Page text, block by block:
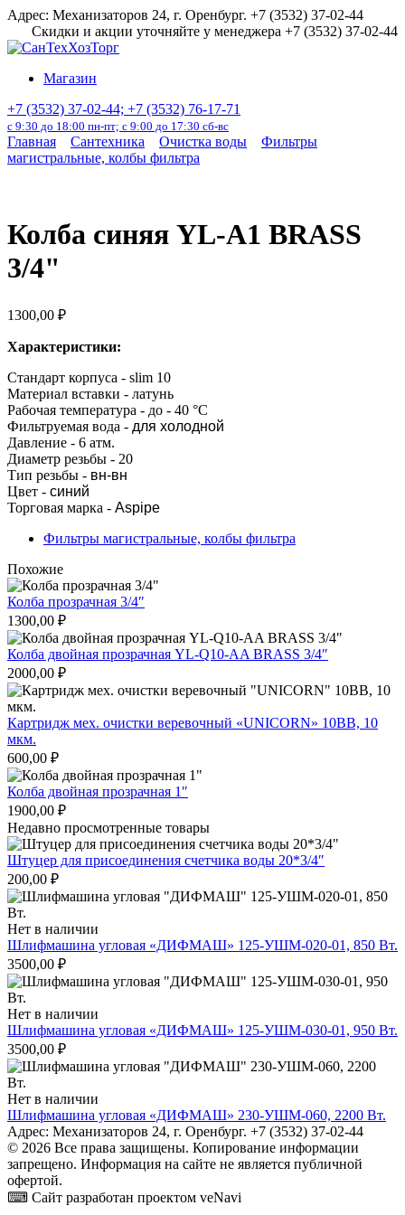
Перейти
содержанию
Адрес: Механизаторов 24, г. Оренбург. +7 (3532) 37-02-44
Скидки и акции уточняйте у менеджера +7 (3532) 37-02-44
Магазин
+7 (3532) 37-02-44; +7 (3532) 76-17-71
с 9:30 до 18:00 пн-пт; с 9:00 до 17:30 сб-вс
Главная Сантехника Очистка воды
Фильтры
магистральные, колбы фильтра
Колба синяя YL-A1 BRASS
3/4"
1300,00 ₽
Характеристики:
Стандарт корпуса - slim 10
Материал вставки - латунь
Рабочая температура - до - 40 °С
Фильтруемая вода - для холодной
Давление - 6 атм.
Диаметр резьбы - 20
Тип резьбы - вн-вн
Цвет - синий
Торговая марка - Aspipe
Фильтры магистральные, колбы фильтра
Похожие
Колба прозрачная 3/4″
1300,00 ₽
Колба двойная прозрачная YL-Q10-AA BRASS 3/4″
2000,00 ₽
Картридж мех. очистки веревочный «UNICORN» 10ВВ, 10
мкм.
600,00 ₽
Колба двойная прозрачная 1″
1900,00 ₽
Недавно просмотренные товары
Штуцер для присоединения счетчика воды 20*3/4″
200,00 ₽
Нет в наличии
Шлифмашина угловая «ДИФМАШ» 125-УШМ-020-01, 850 Вт.
3500,00 ₽
Нет в наличии
Шлифмашина угловая «ДИФМАШ» 125-УШМ-030-01, 950 Вт.
3500,00 ₽
Нет в наличии
Шлифмашина угловая «ДИФМАШ» 230-УШМ-060, 2200 Вт.
Адрес: Механизаторов 24, г. Оренбург. +7 (3532) 37-02-44
© 2026 Все права защищены. Копирование информации
запрещено. Информация на сайте не является публичной
офертой.
⌨ Сайт разработан проектом veNavi